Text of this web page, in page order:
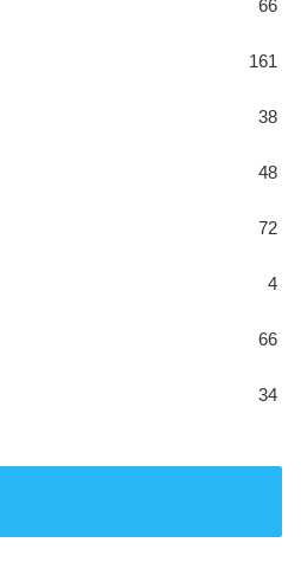
66
161
38
48
72
4
66
34